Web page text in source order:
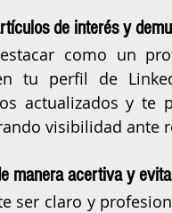
de interés y
como un
tu perfil de
actualizados y te
visibilidad ante
manera acertiva y
ser claro y